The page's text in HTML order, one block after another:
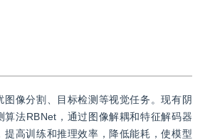
像分割、目标检测等视觉任务。现有阴
法RBNet，通过图像解耦和特征解码器
高训练和推理效率，降低能耗，使模型